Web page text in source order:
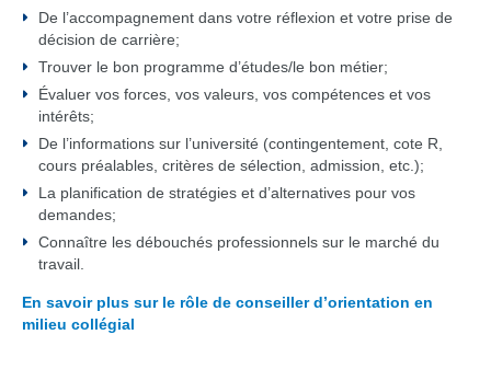
De l’accompagnement dans votre réflexion et votre prise de
décision de carrière;
Trouver le bon programme d’études/le bon métier;
Évaluer vos forces, vos valeurs, vos compétences et vos
intérêts;
De l’informations sur l’université (contingentement, cote R,
cours préalables, critères de sélection, admission, etc.);
La planification de stratégies et d’alternatives pour vos
demandes;
Connaître les débouchés professionnels sur le marché du
travail.
En savoir plus sur le rôle de conseiller d’orientation en
milieu collégial